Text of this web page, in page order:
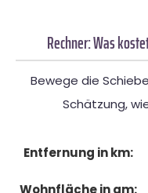
Rechner: Was
Bewege die
Schätzung,
Entfernung in km: